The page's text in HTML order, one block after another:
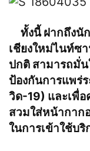
ทั้งนี้ ฝากถึงนัก
เชียงใหม่ไนท์ซ
ปกติ สามารถมั่น
ป้องกันการแพร่ร
วิด-19) และเพื่
สวมใส่หน้ากาก
ในการเข้าใช้บริ